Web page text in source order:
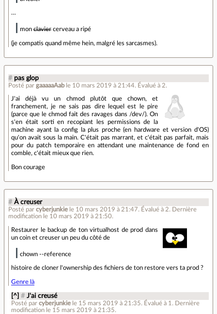
…
mon clavier cerveau a ripé
(je compatis quand même hein, malgré les sarcasmes).
# pas glop
Posté par gaaaaaAab le 10 mars 2019 à 21:44. Évalué à 2.
J'ai déjà vu un chmod plutôt que chown, et
franchement, je ne sais pas dire lequel est le pire
(parce que le chmod fait des ravages dans /dev/). On
s'en était sorti en recopiant les permissions de la
machine ayant la config la plus proche (en hardware et version d'OS)
qu'on avait sous la main. C'était pas marrant, et c'était pas parfait, mais
pour du patch temporaire en attendant une maintenance de fond en
comble, c'était mieux que rien.
Bon courage
# À creuser
Posté par cyberjunkie le 10 mars 2019 à 21:47. Évalué à 2. Dernière
modification le 10 mars 2019 à 21:50.
Restaurer le backup de ton virtualhost de prod dans
un coin et creuser un peu du côté de
chown --reference
histoire de cloner l'ownership des fichiers de ton restore vers ta prod ?
Genre là
[^] # J'ai creusé
Posté parcyberjunkie le 15 mars 2019 à 21:35. Évalué à 1 . Dernière
modification le 15 mars 2019 à 21:35.